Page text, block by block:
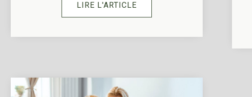
LIRE L'ARTICLE